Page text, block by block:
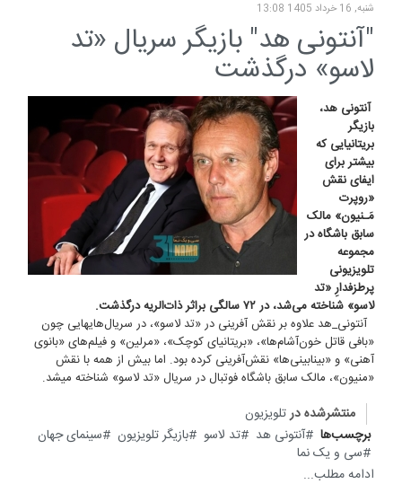
شنبه, 16 خرداد 1405 13:08
"آنتونی هد" بازیگر سریال «تد
لاسو» درگذشت
آنتونی هد،
بازیگر
بریتانیایی که
بیشتر برای
ایفای نقش
«روپرت
مَـنیون» مالک
سابق باشگاه در
مجموعه
تلویزیونی
پرطزفدارِ «تد
لاسو» شناخته می‌شد، در ۷۲ سالگی براثر ذات‌الریه درگذشت.
آنتونی_هد علاوه بر نقش آفرینی در «تد لاسو»، در سریال‌هایهایی چون
«بافی قاتل خون‌آشام‌ها»، «بریتانیای کوچک»، «مرلین» و فیلم‌های «بانوی
آهنی» و «بینابینی‌ها» نقش‌آفرینی کرده بود. اما بیش از همه با نقش
«منیون»، مالک سابق باشگاه فوتبال در سریال «تد لاسو» شناخته میشد.
منتشرشده درتلویزیون
برچسب‌ها
آنتونی هد تد لاسو بازیگر تلویزیون
سینمای جهان
سی و یک نما
ادامه مطلب...